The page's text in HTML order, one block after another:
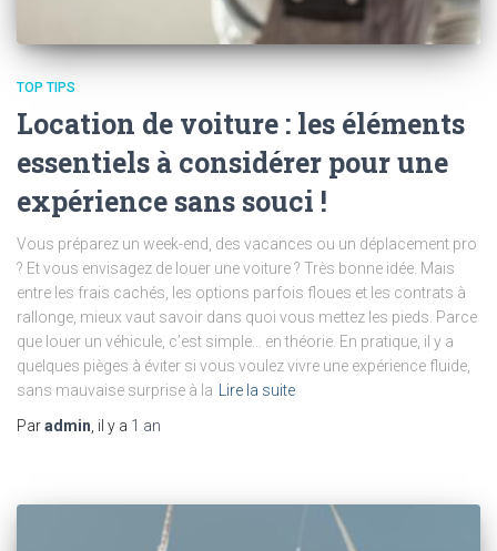
TOP TIPS
Location de voiture : les éléments
essentiels à considérer pour une
expérience sans souci !
Vous préparez un week-end, des vacances ou un déplacement pro
? Et vous envisagez de louer une voiture ? Très bonne idée. Mais
entre les frais cachés, les options parfois floues et les contrats à
rallonge, mieux vaut savoir dans quoi vous mettez les pieds. Parce
que louer un véhicule, c’est simple… en théorie. En pratique, il y a
quelques pièges à éviter si vous voulez vivre une expérience fluide,
sans mauvaise surprise à la Lire la suite
Paradmin, il y a 1 an